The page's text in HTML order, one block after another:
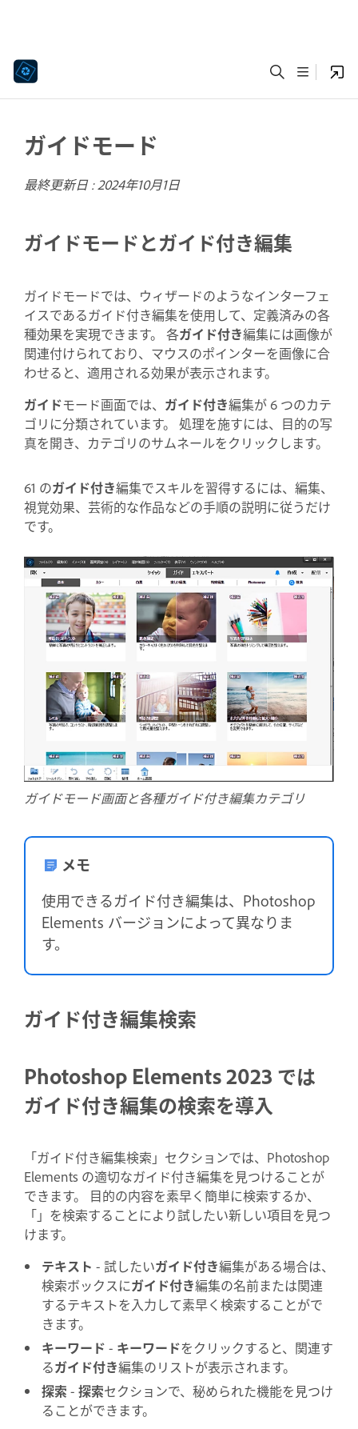
ガイドモード
最終更新日 :2024年10月1日
ガイドモードとガイド付き編集
ガイドモードでは、ウィザードのようなインターフェ
イスであるガイド付き編集を使用して、定義済みの各
種効果を実現できます。 各ガイド付き編集には画像が
関連付けられており、マウスのポインターを画像に合
わせると、適用される効果が表示されます。
ガイドモード画面では、 ガイド付き編集が 6 つのカテ
ゴリに分類されています。 処理を施すには、目的の写
真を開き、カテゴリのサムネールをクリックします。
61 のガイド付き編集でスキルを習得するには、編集、
視覚効果、芸術的な作品などの手順の説明に従うだけ
です。
ガイドモード画面と各種ガイド付き編集カテゴリ
メモ
使用できるガイド付き編集は、Photoshop
Elements バージョンによって異なりま
す。
ガイド付き編集検索
Photoshop Elements 2023 では
ガイド付き編集の検索を導入
「ガイド付き編集検索」セクションでは、Photoshop
Elements の適切なガイド付き編集を見つけることが
できます。
目的の内容を素早く簡単に検索するか、
「」を検索することにより試したい新しい項目を見つ
けます。
テキスト - 試したいガイド付き編集がある場合は、
検索ボックスにガイド付き編集の名前または関連
するテキストを入力して素早く検索することがで
きます。
キーワード - キーワードをクリックすると、関連す
るガイド付き編集のリストが表示されます。
探索 - 探索セクションで、秘められた機能を見つけ
ることができます。